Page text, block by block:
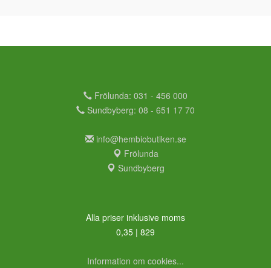
Frölunda: 031 - 456 000
Sundbyberg: 08 - 651 17 70
info@hembiobutiken.se
Frölunda
Sundbyberg
Alla priser inklusive moms
0,35 | 829
Information om cookies...